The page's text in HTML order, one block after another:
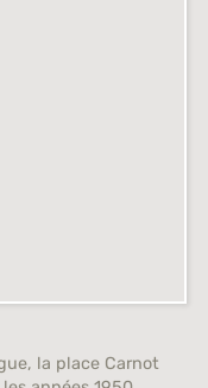
la place Carnot